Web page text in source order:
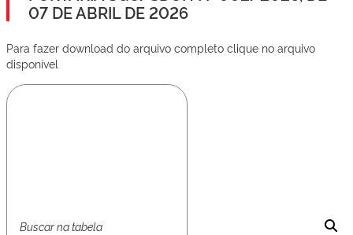
07 DE ABRIL DE 2026
Para fazer download do arquivo completo clique no arquivo
disponível